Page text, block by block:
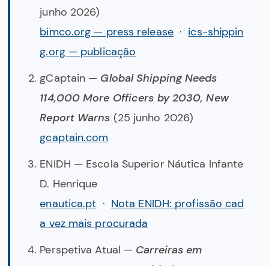
junho 2026)
bimco.org — press release· ics-shippin
g.org — publicação
gCaptain — Global Shipping Needs
114,000 More Officers by 2030, New
Report Warns (25 junho 2026)
gcaptain.com
ENIDH — Escola Superior Náutica Infante
D. Henrique
enautica.pt · Nota ENIDH: profissão cad
a vez mais procurada
Perspetiva Atual — Carreiras em